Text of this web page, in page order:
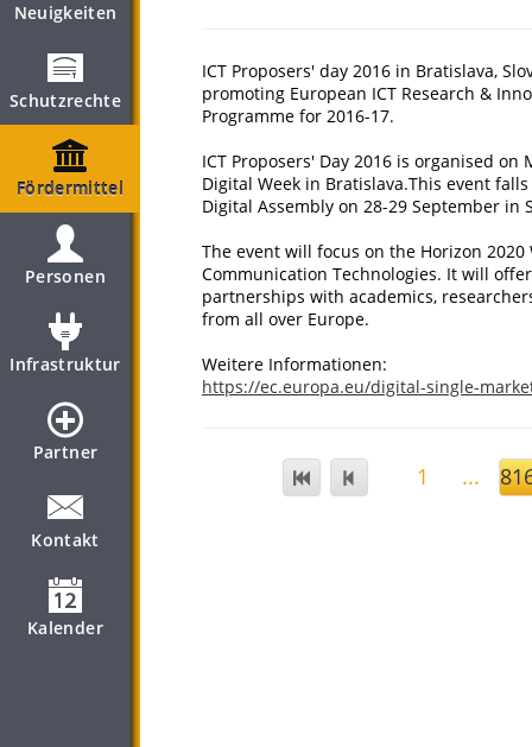
Neuigkeiten
Schutzrechte
Fördermittel
Personen
Infrastruktur
Partner
Kontakt
Kalender
ICT Proposers' day 2016 in Bratislava,
promoting European ICT Research &
Programme for 2016-17.
ICT Proposers' Day 2016 is organised
Digital Week in Bratislava.This event
Digital Assembly on 28-29 September in
The event will focus on the Horizon
Communication Technologies. It will
partnerships with academics,
from all over Europe.
Weitere Informationen:
https://ec.europa.eu/digital-single-
1 ...